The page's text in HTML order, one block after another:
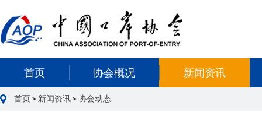
首页 协会概况 新闻资讯
首页 > 新闻资讯 > 协会动态